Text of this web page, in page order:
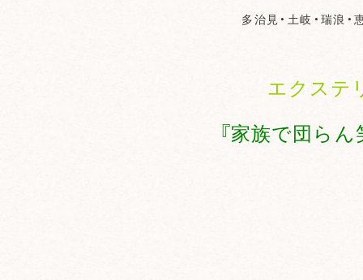
多治見・土岐・瑞浪・
エクステ
『家族で団ら